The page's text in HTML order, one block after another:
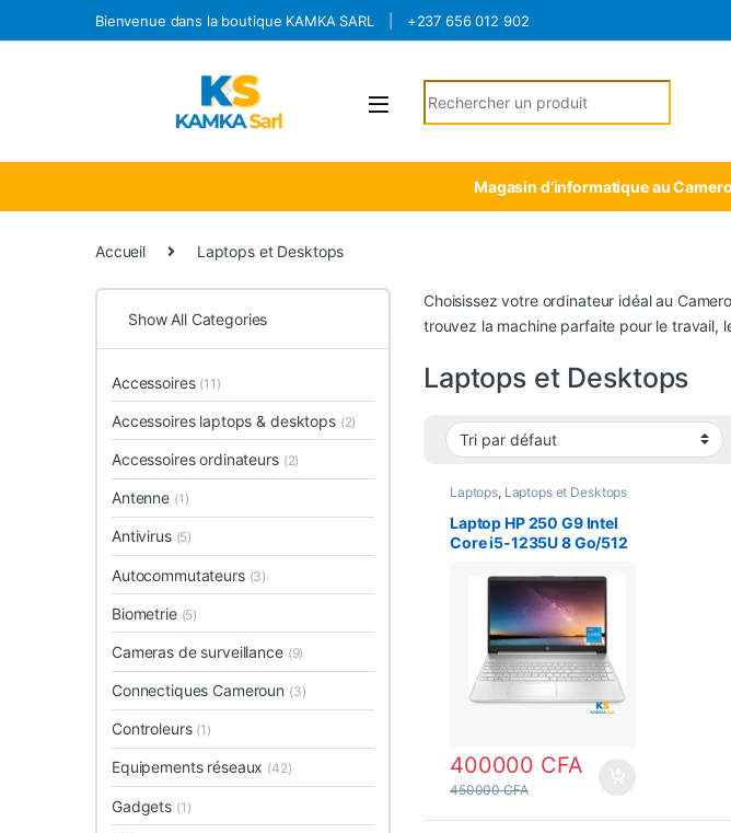
Skip to navigation
Skip to contentBienvenue dans la boutique KAMKA SARL +237 656 012 902
Search for:
Magasin d’informatique au
Accueil Laptops et Desktops
Choisissez votre ordinateur idéal au
trouvez la machine parfaite pour le travail,
Laptops et Desktops
Laptops, Laptops et Desktops
Laptop HP 250 G9 Intel
Core i5-1235U 8 Go/512
15.6 Pouces.
400000 CFA
450000CFA
Show All Categories
Accessoires (11)
Accessoires laptops & desktops (2)
Accessoires ordinateurs (2)
Antenne (1)
Antivirus (5)
Autocommutateurs (3)
Biometrie (5)
Cameras de surveillance (9)
Connectiques Cameroun (3)
Controleurs (1)
Equipements réseaux (42)
Gadgets (1)